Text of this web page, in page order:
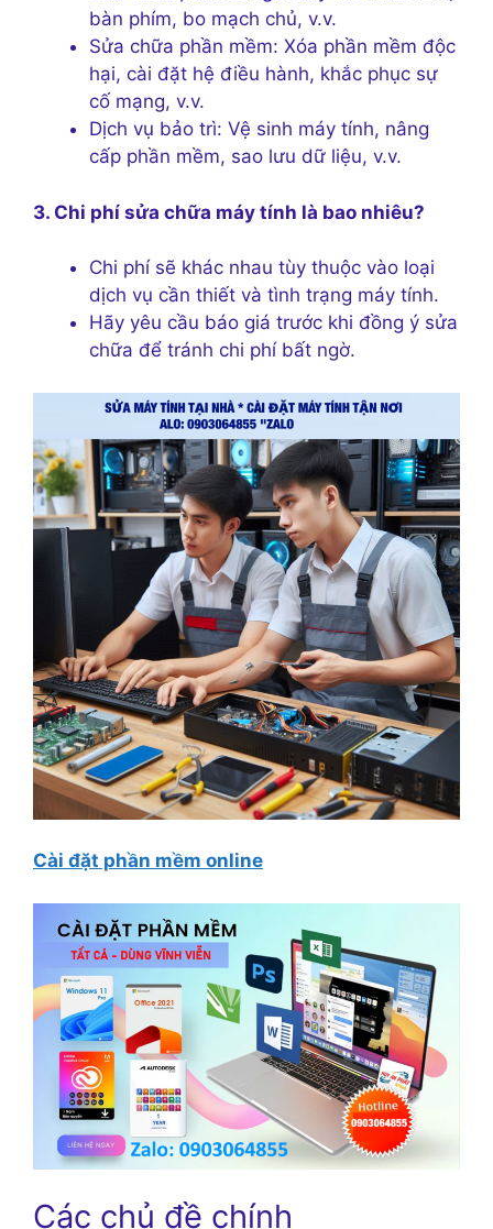
bàn phím, bo mạch chủ, v.v.
Sửa chữa phần mềm: Xóa phần mềm độc
hại, cài đặt hệ điều hành, khắc phục sự
cố mạng, v.v.
Dịch vụ bảo trì: Vệ sinh máy tính, nâng
cấp phần mềm, sao lưu dữ liệu, v.v.
3. Chi phí sửa chữa máy tính là bao nhiêu?
Chi phí sẽ khác nhau tùy thuộc vào loại
dịch vụ cần thiết và tình trạng máy tính.
Hãy yêu cầu báo giá trước khi đồng ý sửa
chữa để tránh chi phí bất ngờ.
Cài đặt phần mềm online
Các chủ đề chính